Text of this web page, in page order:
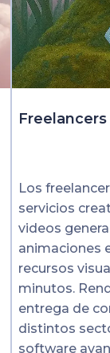
Freelancers
Los
servicios
videos
animaciones
recursos
minutos.
entrega de
distintos
software